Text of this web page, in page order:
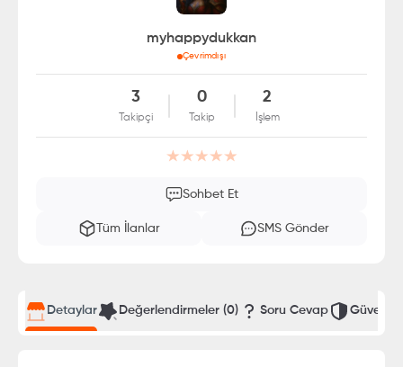
myhappydukkan
Çevrimdışı
3
Takipçi
0
Takip
2
İşlem
Sohbet Et
Tüm İlanlar SMS Gönder
Detaylar Değerlendirmeler (0) Soru Cevap Güvenli